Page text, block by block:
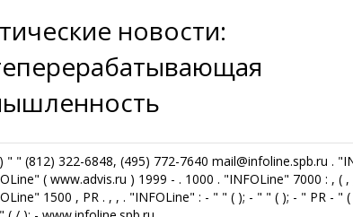
новости:
" " (812) 322-6848, (495) 772-7640 mail@infoline.spb.ru .
( www.advis.ru ) 1999 - . 1000 . "INFOLine" 7000 : , ( ,
1500 , PR . , , . "INFOLine" : - " " ( ); - " " ( ); - " PR - " (